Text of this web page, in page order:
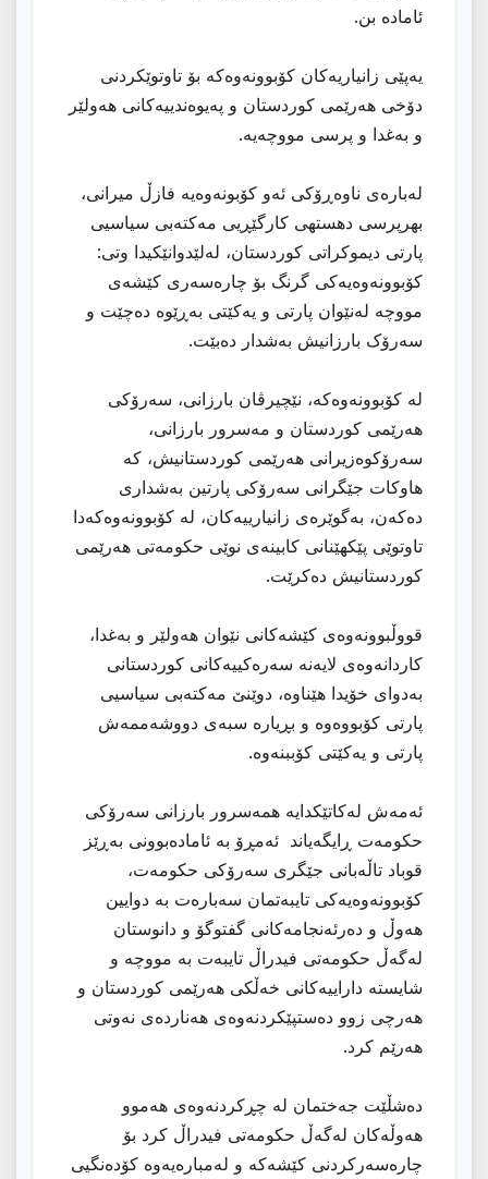
ئامادە بن.
یەپێى زانیاریەکان کۆبوونەوەکە بۆ تاوتوێکردنی
دۆخی هەرێمی کوردستان و پەیوەندییەکانی هەولێر
و بەغدا و پرسی مووچەیە.
لەبارەى ناوەڕۆکى ئەو کۆبونەوەیە فازڵ میرانی،
بهرپرسی دهستهی كارگێڕیی مەکتەبی سیاسیی
پارتی دیموکراتی کوردستان، لەلێدوانێکیدا وتى:
کۆبوونەوەیەکی گرنگ بۆ چارەسەری کێشەی
مووچە لەنێوان پارتی و یەکێتی بەڕێوە دەچێت و
سەرۆک بارزانیش بەشدار دەبێت.
لە کۆبوونەوەکە، نێچیرڤان بارزانی، سەرۆکی
هەرێمی کوردستان و مەسرور بارزانی،
سەرۆکوەزیرانی هەرێمی کوردستانیش، کە
هاوکات جێگرانی سەرۆکی پارتین بەشداری
دەکەن، بەگوێرەی زانیارییەکان، لە کۆبوونەوەکەدا
تاوتوێی پێکهێنانی کابینەی نوێی حکومەتی هەرێمی
کوردستانیش دەکرێت.
قووڵبوونەوەی کێشەکانی نێوان هەولێر و بەغدا،
کاردانەوەی لایەنە سەرەکییەکانی کوردستانی
بەدوای خۆیدا هێناوە، دوێنێ مەکتەبی سیاسیی
پارتی کۆبووەوە و بڕیارە سبەی دووشەممەش
پارتی و یەکێتی کۆببنەوە.
ئەمەش لەکاتێکدایە همەسرور بارزانی سەرۆکی
حکومەت ڕایگەیاند ئەمڕۆ بە ئامادەبوونی بەڕێز
قوباد تاڵەبانی جێگری سەرۆکی حکومەت،
کۆبوونەوەیەکی تایبەتمان سەبارەت بە دوایین
هەوڵ و دەرئەنجامەکانی گفتوگۆ و دانوستان
لەگەڵ حکومەتی فیدراڵ تایبەت بە مووچە و
شایستە داراییەکانی خەڵکی هەرێمی کوردستان و
هەرچی زوو دەستپێکردنەوەی هەناردەی نەوتی
هەرێم کرد.
دەشڵێت جەختمان لە چڕکردنەوەی هەموو
هەوڵەکان لەگەڵ حکومەتی فیدراڵ کرد بۆ
چارەسەرکردنی کێشەکە و لەمبارەیەوە کۆدەنگیی